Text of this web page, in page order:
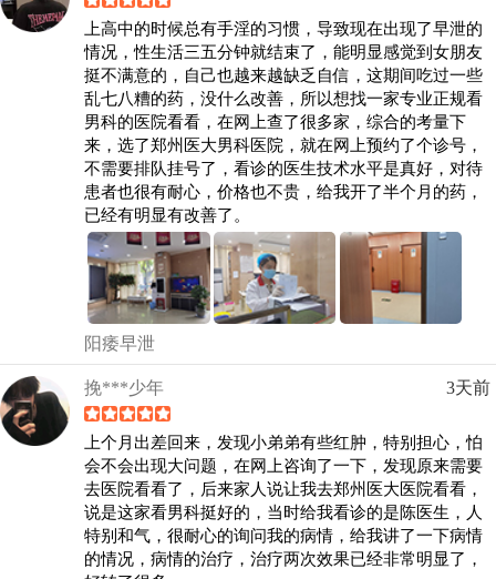
上高中的时候总有手淫的习惯，导致现在出现了早泄的
情况，性生活三五分钟就结束了，能明显感觉到女朋友
挺不满意的，自己也越来越缺乏自信，这期间吃过一些
乱七八糟的药，没什么改善，所以想找一家专业正规看
男科的医院看看，在网上查了很多家，综合的考量下
来，选了郑州医大男科医院，就在网上预约了个诊号，
不需要排队挂号了，看诊的医生技术水平是真好，对待
患者也很有耐心，价格也不贵，给我开了半个月的药，
已经有明显有改善了。
阳痿早泄
挽***少年 3天前
上个月出差回来，发现小弟弟有些红肿，特别担心，怕
会不会出现大问题，在网上咨询了一下，发现原来需要
去医院看看了，后来家人说让我去郑州医大医院看看，
说是这家看男科挺好的，当时给我看诊的是陈医生，人
特别和气，很耐心的询问我的病情，给我讲了一下病情
的情况，病情的治疗，治疗两次效果已经非常明显了，